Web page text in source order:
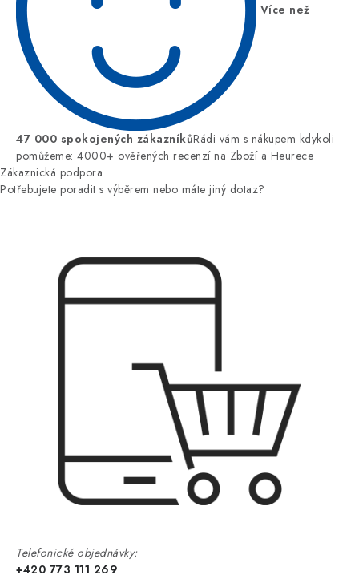
Více než
47 000 spokojených zákazníkůRádi vám s nákupem kdykoli
pomůžeme: 4000+ ověřených recenzí na Zboží a Heurece
Zákaznická podpora
Potřebujete poradit s výběrem nebo máte jiný dotaz?
Telefonické objednávky:
+420 773 111 269